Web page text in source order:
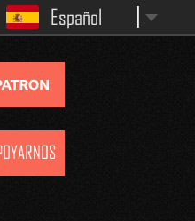
Español